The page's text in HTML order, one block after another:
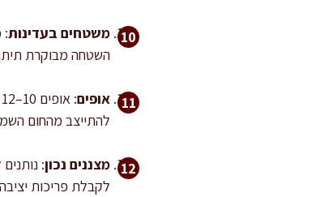
משטחים בעדינות
השטחה מבוקרת תיתן
אופים
להתייצב מהחום
מצננים נכון
לקבלת פריכות